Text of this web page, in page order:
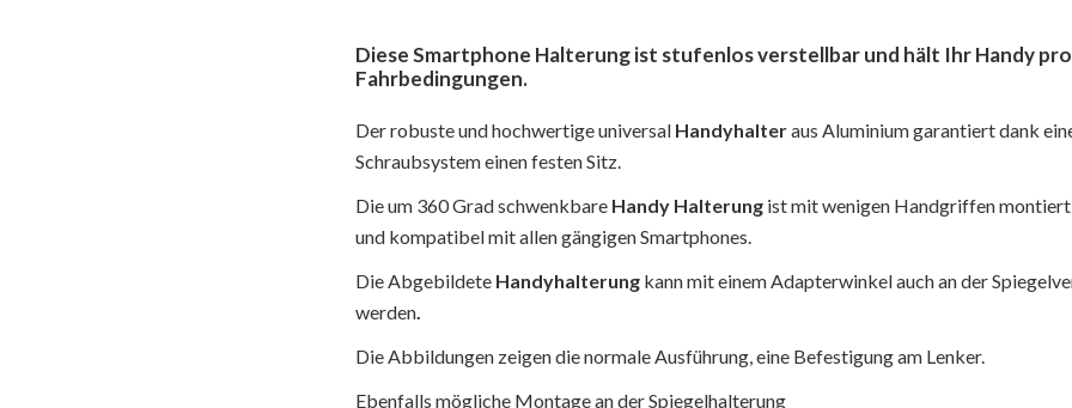
DieseSmartphone Halterungist stufenlos verstellbar und hält Ihr Handy
Fahrbedingungen.
Der robuste und hochwertige universal Handyhalteraus Aluminium garantiert dank
Schraubsystem einen festen Sitz.
Die um 360 Grad schwenkbare Handy Halterung ist mit wenigen Handgriffen
und kompatibel mit allen gängigen Smartphones.
Die Abgebildete Handyhalterung kann mit einem Adapterwinkel auch an der
werden.
Die Abbildungen zeigen die normale Ausführung, eine Befestigung am Lenker.
Ebenfalls mögliche Montage an der Spiegelhalterung